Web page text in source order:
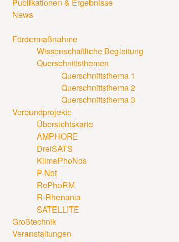
News
Fördermaßnahme
Wissenschaftliche Begleitung
Querschnittsthemen
Querschnittsthema 1
Querschnittsthema 2
Querschnittsthema 3
Verbundprojekte
Übersichtskarte
AMPHORE
DreiSATS
KlimaPhoNds
P-Net
RePhoRM
R-Rhenania
SATELLITE
Großtechnik
Veranstaltungen